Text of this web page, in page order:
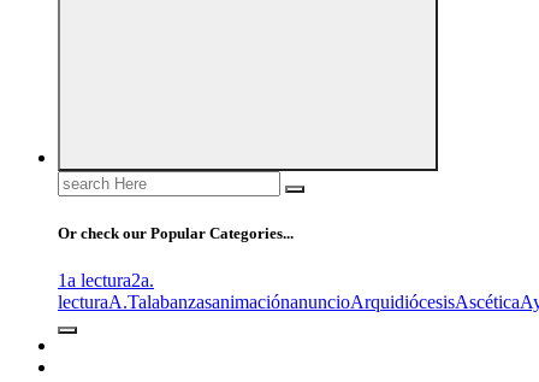
Search
for:
Or check our Popular Categories...
1a lectura2a.
lecturaA.TalabanzasanimaciónanuncioArquidiócesisAscética